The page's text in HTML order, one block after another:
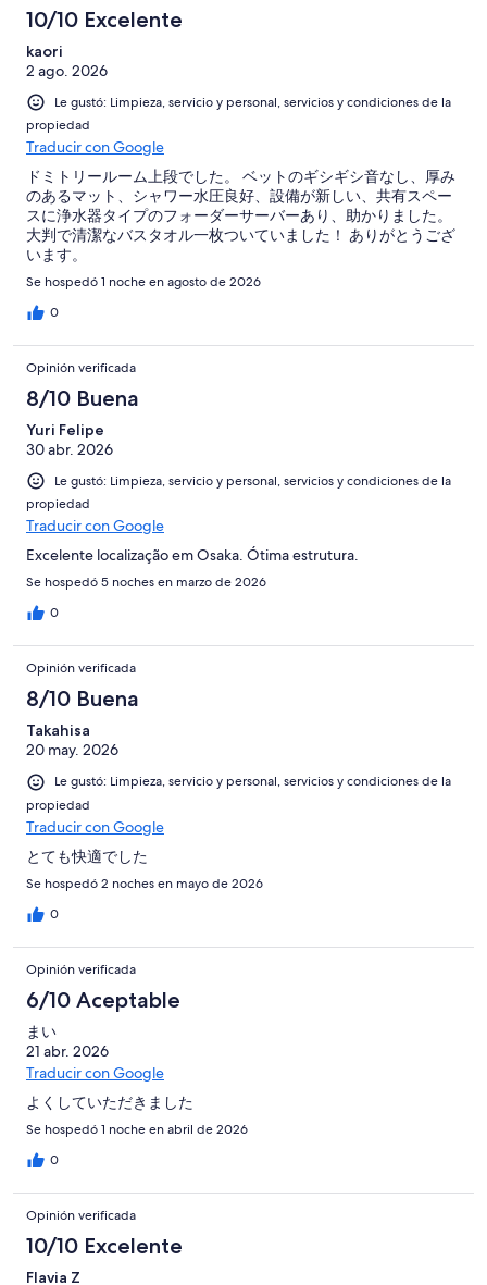
10/10 Excelente
kaori
2 ago. 2026
Le gustó: Limpieza, servicio y personal, servicios y condiciones de la
propiedad
Traducir con Google
ドミトリールーム上段でした。 ベットのギシギシ音なし、厚み
のあるマット、シャワー水圧良好、設備が新しい、共有スペー
スに浄水器タイプのフォーダーサーバーあり、助かりました。
大判で清潔なバスタオル一枚ついていました！ ありがとうござ
います。
Se hospedó 1 noche en agosto de 2026
0
Opinión verificada
8/10 Buena
Yuri Felipe
30 abr. 2026
Le gustó: Limpieza, servicio y personal, servicios y condiciones de la
propiedad
Traducir con Google
Excelente localização em Osaka. Ótima estrutura.
Se hospedó 5 noches en marzo de 2026
0
Opinión verificada
8/10 Buena
Takahisa
20 may. 2026
Le gustó: Limpieza, servicio y personal, servicios y condiciones de la
propiedad
Traducir con Google
とても快適でした
Se hospedó 2 noches en mayo de 2026
0
Opinión verificada
6/10 Aceptable
まい
21 abr. 2026
Traducir con Google
よくしていただきました
Se hospedó 1 noche en abril de 2026
0
Opinión verificada
10/10 Excelente
Flavia Z